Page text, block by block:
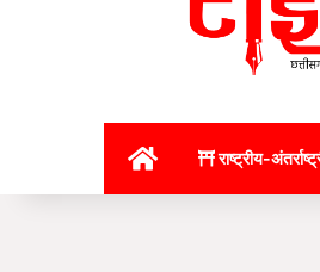
राष्ट्रीय-